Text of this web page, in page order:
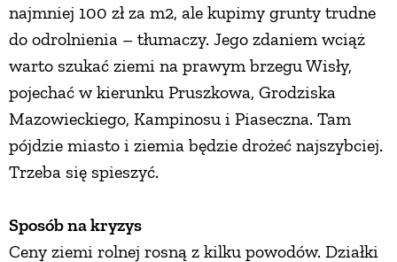
najmniej 100 zł za m2, ale kupimy grunty trudne
do odrolnienia – tłumaczy. Jego zdaniem wciąż
warto szukać ziemi na prawym brzegu Wisły,
pojechać w kierunku Pruszkowa, Grodziska
Mazowieckiego, Kampinosu i Piaseczna. Tam
pójdzie miasto i ziemia będzie drożeć najszybciej.
Trzeba się spieszyć.
Sposób na kryzys
Ceny ziemi rolnej rosną z kilku powodów. Działki